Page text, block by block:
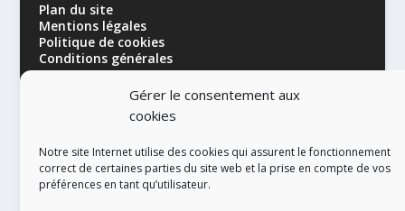
Gérer le consentement aux
cookies
Notre site Internet utilise des cookies qui assurent le fonctionnement
correct de certaines parties du site web et la prise en compte de vos
préférences en tant qu’utilisateur.
Plan du site
Mentions légales
Politique de cookies
Conditions générales